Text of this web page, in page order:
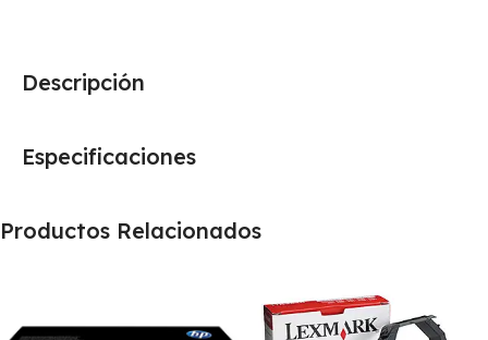
Descripción
Especificaciones
Productos Relacionados